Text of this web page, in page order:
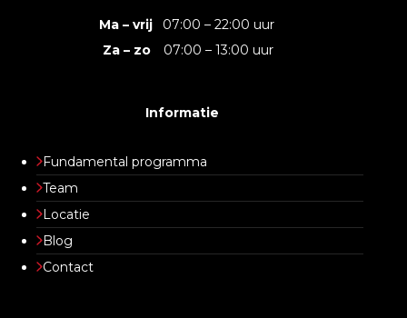
Ma – vrij
07:00 – 22:00 uur
Za – zo
07:00 – 13:00 uur
Informatie
Fundamental programma
Team
Locatie
Blog
Contact